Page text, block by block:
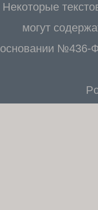
Некоторые
могут
основании №436-